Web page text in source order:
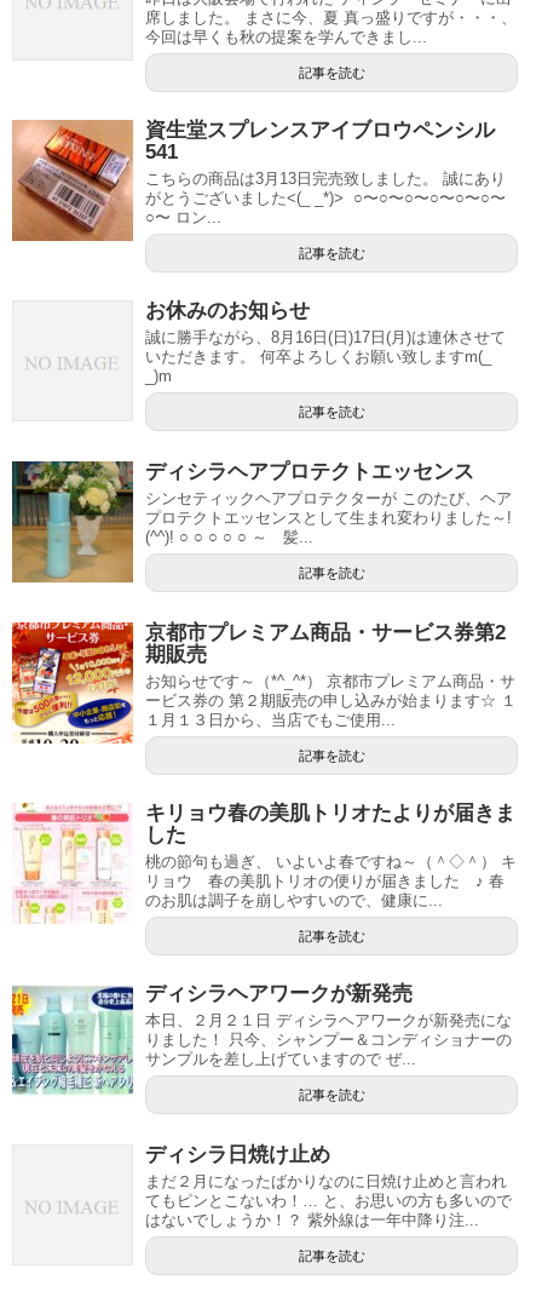
席しました。 まさに今、夏 真っ盛りですが・・・、
今回は早くも秋の提案を学んできまし...
記事を読む
資生堂スプレンスアイブロウペンシル
541
こちらの商品は3月13日完売致しました。 誠にあり
がとうございました<(_ _*)> ○〜○〜○〜○〜○〜○〜
○〜 ロン...
記事を読む
お休みのお知らせ
誠に勝手ながら、8月16日(日)17日(月)は連休させて
いただきます。 何卒よろしくお願い致しますm(_
_)m
記事を読む
ディシラヘアプロテクトエッセンス
シンセティックヘアプロテクターが このたび、ヘア
プロテクトエッセンスとして生まれ変わりました～!
(^^)! ○ ○ ○ ○ ○ ～ 髪...
記事を読む
京都市プレミアム商品・サービス券第2
期販売
お知らせです～（*^_^*） 京都市プレミアム商品・サ
ービス券の 第２期販売の申し込みが始まります☆ １
１月１３日から、当店でもご使用...
記事を読む
キリョウ春の美肌トリオたよりが届きま
した
桃の節句も過ぎ、 いよいよ春ですね～（＾◇＾） キ
リョウ 春の美肌トリオの便りが届きました ♪ 春
のお肌は調子を崩しやすいので、健康に...
記事を読む
ディシラヘアワークが新発売
本日、２月２１日 ディシラヘアワークが新発売にな
りました！ 只今、シャンプー＆コンディショナーの
サンプルを差し上げていますので ぜ...
記事を読む
ディシラ日焼け止め
まだ２月になったばかりなのに日焼け止めと言われ
てもピンとこないわ！… と、お思いの方も多いので
はないでしょうか！？ 紫外線は一年中降り注...
記事を読む